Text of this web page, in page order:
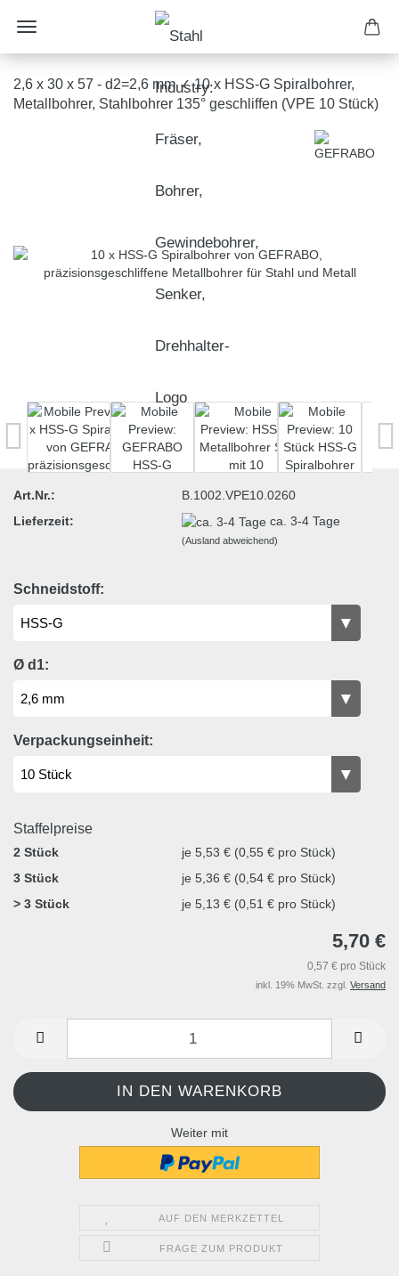
2,6 x 30 x 57 - d2=2,6 mm ✓ 10 x HSS-G Spiralbohrer,
Metallbohrer, Stahlbohrer 135° geschliffen (VPE 10 Stück)
Art.Nr.:
B.1002.VPE10.0260
Lieferzeit:
ca. 3-4 Tage
(Ausland abweichend)
Schneidstoff:
Ø d1:
Verpackungseinheit:
Staffelpreise
2 Stück
je 5,53 € (0,55 € pro Stück)
3 Stück
je 5,36 € (0,54 € pro Stück)
> 3 Stück
je 5,13 € (0,51 € pro Stück)
5,70 €
0,57 € pro Stück
inkl. 19% MwSt. zzgl. Versand
Weiter mit
AUF DEN MERKZETTEL
FRAGE ZUM PRODUKT